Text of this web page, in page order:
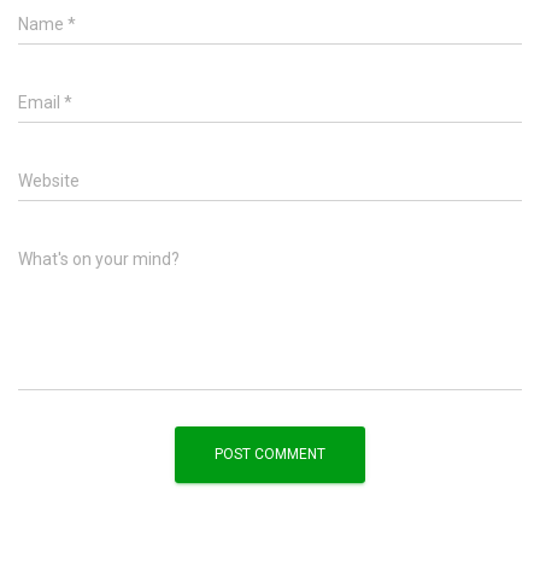
Name *
Email *
Website
What's on your mind?